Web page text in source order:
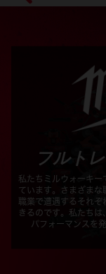
フルト
私たちミルウォーキ
ています。さまざま
職業で遭遇するそれ
きるのです。私たち
パフォーマンスを